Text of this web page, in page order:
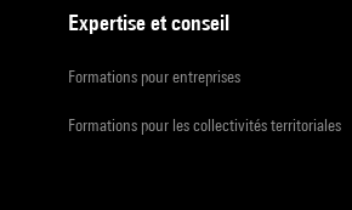
Expertise et conseil
Formations pour entreprises
Formations pour les collectivités territoriales